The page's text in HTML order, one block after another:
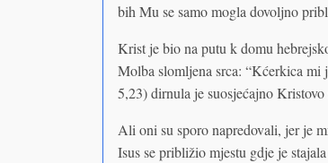
bih Mu se samo mogla dovoljno
Krist je bio na putu k domu
Molba slomljena srca: “Kćerkica
5,23) dirnula je suosjećajno
Ali oni su sporo napredovali, jer je
Isus se približio mjestu gdje je